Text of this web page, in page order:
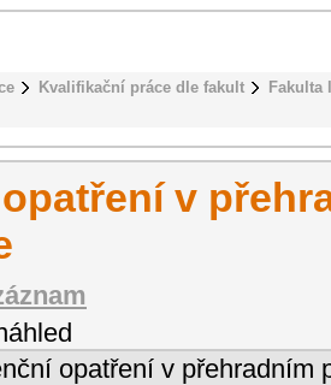
Kvalifikační práce dle fakult
v
opatření v přehradním